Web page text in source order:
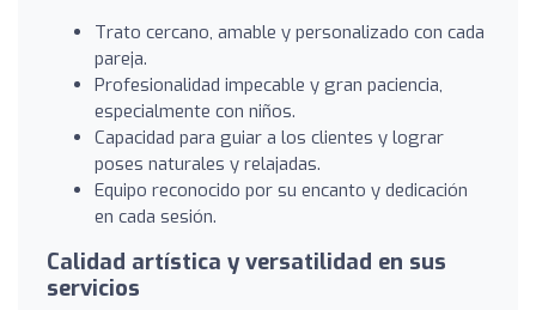
Trato cercano, amable y personalizado con cada
pareja.
Profesionalidad impecable y gran paciencia,
especialmente con niños.
Capacidad para guiar a los clientes y lograr
poses naturales y relajadas.
Equipo reconocido por su encanto y dedicación
en cada sesión.
Calidad artística y versatilidad en sus
servicios